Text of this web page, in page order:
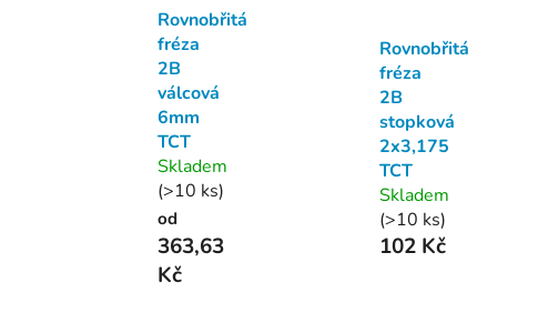
Rovnobřitá
fréza
2B
válcová
6mm
TCT
Skladem
(>10 ks)
od
363,63
Kč
Rovnobřitá
fréza
2B
stopková
2x3,175
TCT
Skladem
(>10 ks)
102 Kč